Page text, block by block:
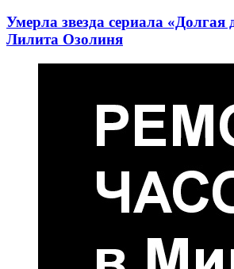
Умерла звезда сериала «Долгая
Лилита Озолиня